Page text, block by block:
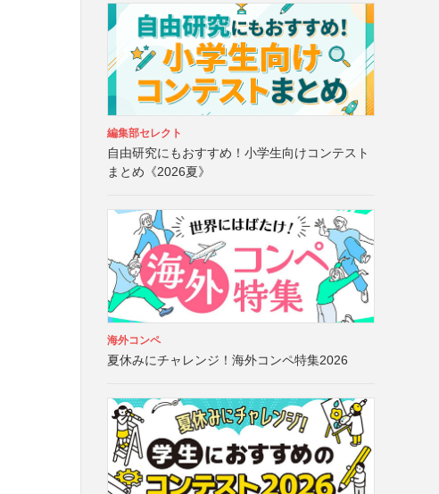
編集部セレクト
自由研究にもおすすめ！小学生向けコンテスト
まとめ《2026夏》
海外コンペ
夏休みにチャレンジ！海外コンペ特集2026